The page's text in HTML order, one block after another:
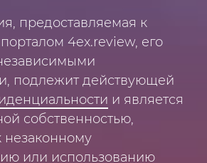
предоставляемая к
4ex.review, его
подлежит действующей
и является
собственностью,
или использованию